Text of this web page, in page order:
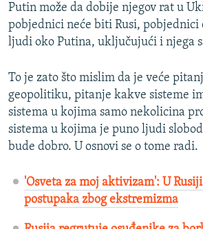
Putin može da dobije njegov rat u
pobjednici neće biti Rusi,
ljudi oko Putina, uključujući i njega
To je zato što mislim da je veće
geopolitiku, pitanje kakve sisteme
sistema u kojima samo nekolicina
sistema u kojima je puno ljudi
bude dobro. U osnovi se o tome radi.
'Osveta za moj aktivizam': U
postupaka zbog ekstremizma